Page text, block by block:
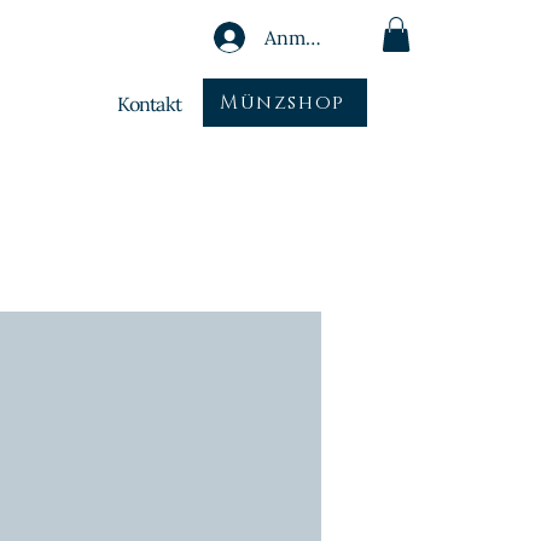
Kontakt
Anmelden
Münzshop